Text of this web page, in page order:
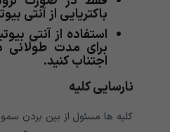
باکتریایی از آنتی
استفاده از آنتی
برای مدت طولانی
اجتناب کنید.
نارسایی کلیه
کلیه ها مسئول از بین بردن